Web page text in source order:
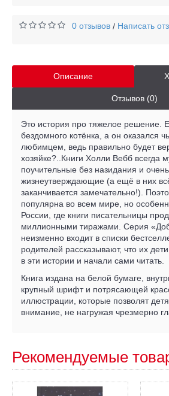
0 отзывов / Написать
Описание
Отзывов (0)
Это история про тяжелое решение.
бездомного котёнка, а он оказался
любимцем, ведь правильно будет
хозяйке?..Книги Холли Вебб всегда
поучительные без назидания и очень
жизнеутверждающие (а ещё в них
заканчивается замечательно!).
популярна во всем мире, но
России, где книги писательницы
миллионными тиражами. Серия
неизменно входит в списки
родителей рассказывают, что их
в эти истории и начали сами читать.
Книга издана на белой бумаге,
крупный шрифт и потрясающей
иллюстрации, которые позволят
внимание, не нагружая чрезмерно
Рекомендуемые